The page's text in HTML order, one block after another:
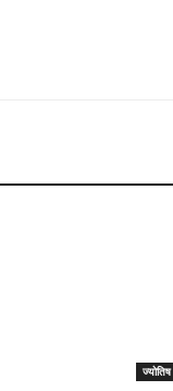
ज्योतिष